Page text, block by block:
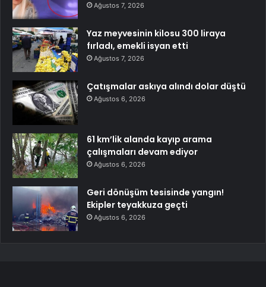
Ağustos 7, 2026
Yaz meyvesinin kilosu 300 liraya
fırladı, emekli isyan etti
Ağustos 7, 2026
Çatışmalar askıya alındı dolar düştü
Ağustos 6, 2026
61 km’lik alanda kayıp arama
çalışmaları devam ediyor
Ağustos 6, 2026
Geri dönüşüm tesisinde yangın!
Ekipler teyakkuza geçti
Ağustos 6, 2026